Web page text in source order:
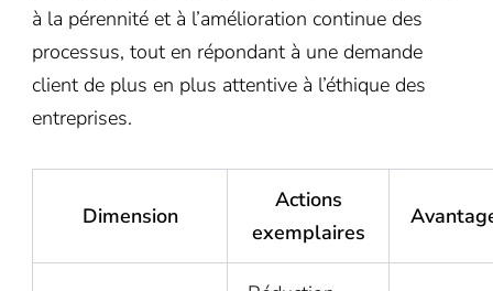
à la pérennité et à l’amélioration continue des
processus, tout en répondant à une demande
client de plus en plus attentive à l’éthique des
entreprises.
Dimension
Actions
exemplaires